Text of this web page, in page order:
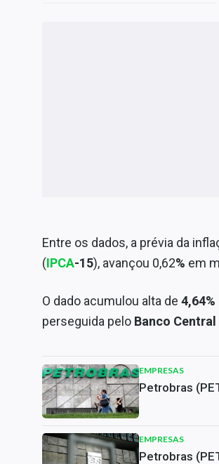
Entre os dados, a prévia da
(IPCA-15), avançou 0,62% em
O dado acumulou alta de
perseguida pelo Banco Central
EMPRESAS
Petrobras
EMPRESAS
Petrobras